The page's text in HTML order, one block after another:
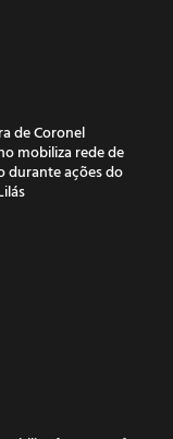
de Coronel
mobiliza rede de
durante ações do